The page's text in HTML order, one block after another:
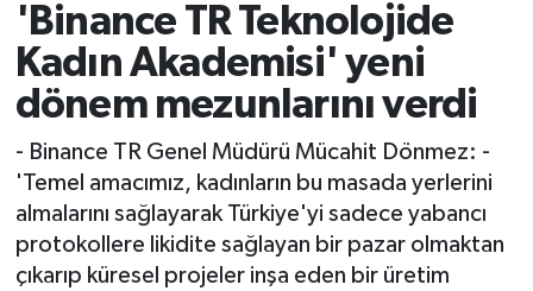
'Binance TR Teknolojide
Kadın Akademisi' yeni
dönem mezunlarını verdi
- Binance TR Genel Müdürü Mücahit Dönmez: -
'Temel amacımız, kadınların bu masada yerlerini
almalarını sağlayarak Türkiye'yi sadece yabancı
protokollere likidite sağlayan bir pazar olmaktan
çıkarıp küresel projeler inşa eden bir üretim